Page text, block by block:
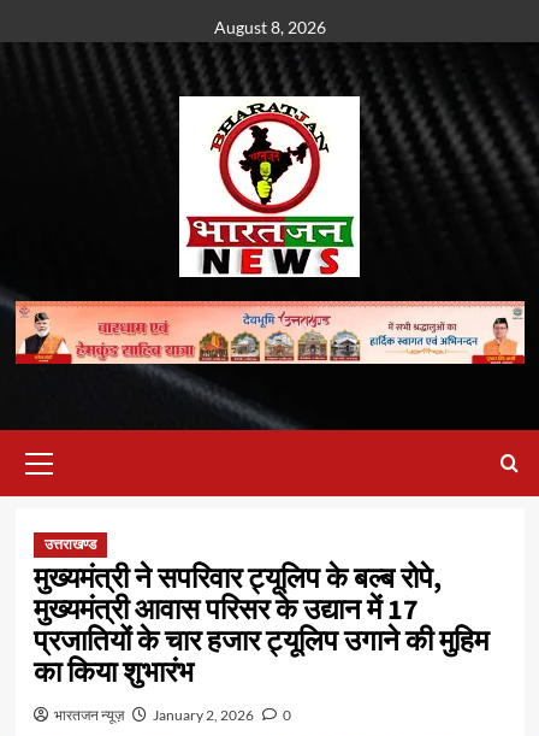
to
August 8, 2026
Menu
उत्तराखण्ड
मुख्यमंत्री ने सपरिवार ट्यूलिप के बल्ब रोपे,
मुख्यमंत्री आवास परिसर के उद्यान में 17
प्रजातियों के चार हजार ट्यूलिप उगाने की मुहिम
का किया शुभारंभ
भारतजन न्यूज़ January 2, 2026 0